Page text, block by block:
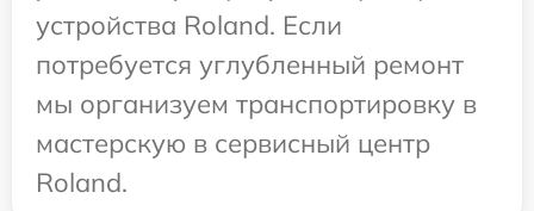
устройства Roland. Если
потребуется углубленный ремонт
мы организуем транспортировку в
мастерскую в сервисный центр
Roland.